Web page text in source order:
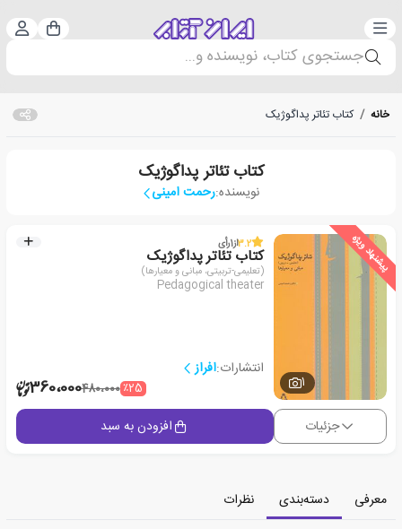
دسته‌بندی سبد
جستجوی کتاب، نویسنده و...
خانه / کتاب تئاتر پداگوژیک
کتاب تئاتر پداگوژیک
نویسنده:رحمت امینی
پیشنهاد ویژه
1
3.2از1رأی
کتاب تئاتر پداگوژیک
(تعلیمی-تربیتی، مبانی و معیارها)
Pedagogical theater
انتشارات:افراز
٪25480،000360،000
جزئیات افزودن به سبد
معرفی دسته‌بندی
نظرات